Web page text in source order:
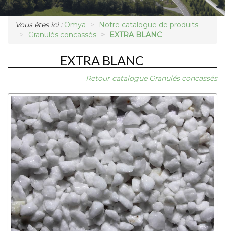
Photos
Demande d'échantillon
Vous êtes ici : Omya
Notre catalogue de produits
Granulés concassés
EXTRA BLANC
EXTRA BLANC
Retour catalogue Granulés concassés